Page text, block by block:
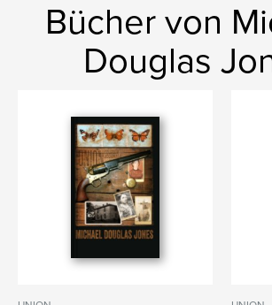
Bücher von
Douglas